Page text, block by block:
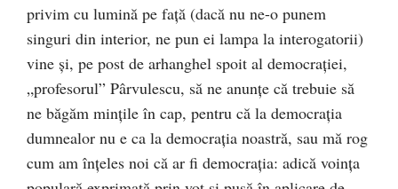
privim cu lumină pe faţă (dacă nu ne-o punem
singuri din interior, ne pun ei lampa la interogatorii)
vine şi, pe post de arhanghel spoit al democraţiei,
„profesorul” Pârvulescu, să ne anunţe că trebuie să
ne băgăm minţile în cap, pentru că la democraţia
dumnealor nu e ca la democraţia noastră, sau mă rog
cum am înţeles noi că ar fi democraţia: adică voinţa